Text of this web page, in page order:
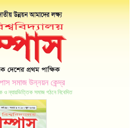
সমাজ উন্নয়ন কেন্দ্র
ও ন্যায়ভিত্তিক সমাজ গঠনে নিবেদিত